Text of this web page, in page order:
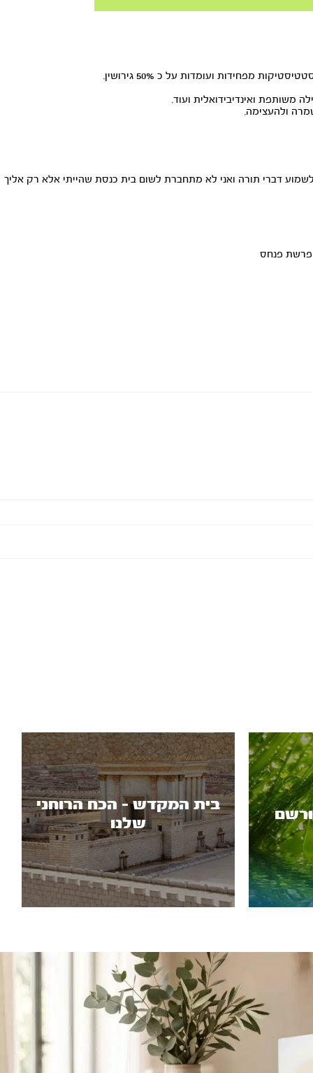
ברגע בו אנו עומדים מתחת לחופה עלינו לדעת כי זהו הזיווג שלנו, הנכון והאמיתי. ומשניה זו מתחילה למעשה העבודה עצמה. הסטטיסטיקות מפחידות ועומדות על כ 50% גירושין.
משותפת ואינדיבידואלית ועוד.
ולהעצימה.
דברי תורה ואני לא מתחברת לשום בית כנסת שהייתי אלא רק אליך
פרשת פנחס
בית המקדש - הכח הרוחני
שלנו